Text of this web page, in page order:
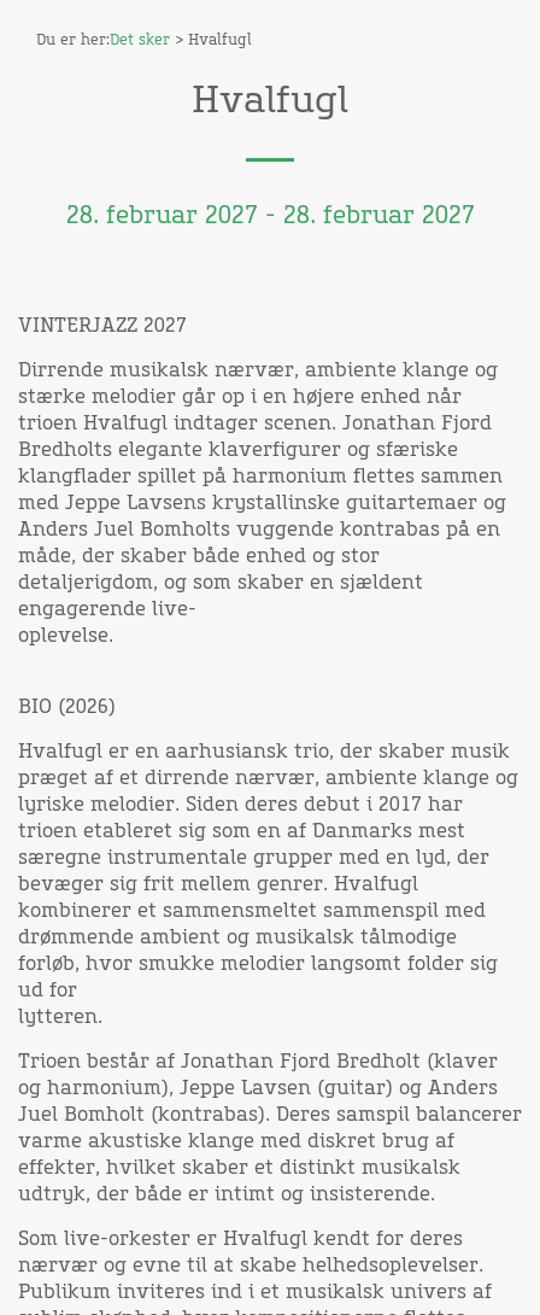
Du er her:Det sker > Hvalfugl
Hvalfugl
28. februar 2027 - 28. februar 2027
VINTERJAZZ 2027
Dirrende musikalsk nærvær, ambiente klange og
stærke melodier går op i en højere enhed når
trioen Hvalfugl indtager scenen. Jonathan Fjord
Bredholts elegante klaverfigurer og sfæriske
klangflader spillet på harmonium flettes sammen
med Jeppe Lavsens krystallinske guitartemaer og
Anders Juel Bomholts vuggende kontrabas på en
måde, der skaber både enhed og stor
detaljerigdom, og som skaber en sjældent
engagerende live-
oplevelse.
BIO (2026)
Hvalfugl er en aarhusiansk trio, der skaber musik
præget af et dirrende nærvær, ambiente klange og
lyriske melodier. Siden deres debut i 2017 har
trioen etableret sig som en af Danmarks mest
særegne instrumentale grupper med en lyd, der
bevæger sig frit mellem genrer. Hvalfugl
kombinerer et sammensmeltet sammenspil med
drømmende ambient og musikalsk tålmodige
forløb, hvor smukke melodier langsomt folder sig
ud for
lytteren.
Trioen består af Jonathan Fjord Bredholt (klaver
og harmonium), Jeppe Lavsen (guitar) og Anders
Juel Bomholt (kontrabas). Deres samspil balancerer
varme akustiske klange med diskret brug af
effekter, hvilket skaber et distinkt musikalsk
udtryk, der både er intimt og insisterende.
Som live-orkester er Hvalfugl kendt for deres
nærvær og evne til at skabe helhedsoplevelser.
Publikum inviteres ind i et musikalsk univers af